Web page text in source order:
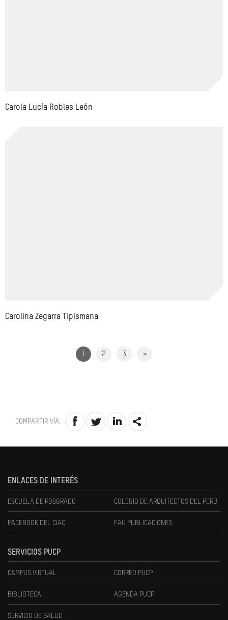
Carola Lucía Robles León
Carolina Zegarra Tipismana
1 2 3 »
COMPARTIR VÍA:
ENLACES DE INTERÉS
ESCUELA DE POSGRADO COLEGIO DE ARQUITECTOS DEL PERÚ
FACEBOOK DEL CIAC FAU PUBLICACIONES
SERVICIOS PUCP
CAMPUS VIRTUAL CORREO PUCP
BIBLIOTECA AGENDA PUCP
SERVICIO DE SALUD